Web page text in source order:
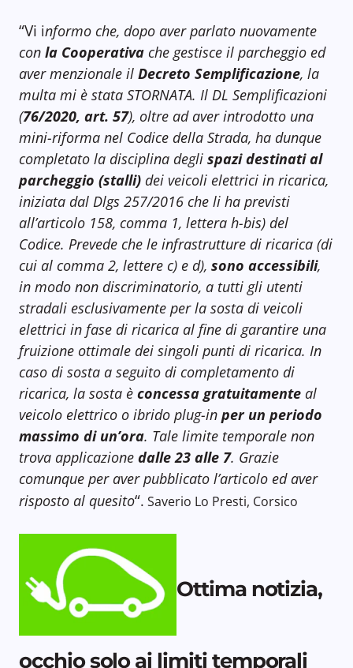
“Vi informo che, dopo aver parlato nuovamente
con la Cooperativa che gestisce il parcheggio ed
aver menzionale il Decreto Semplificazione, la
multa mi è stata STORNATA. Il DL Semplificazioni
(76/2020, art. 57), oltre ad aver introdotto una
mini-riforma nel Codice della Strada, ha dunque
completato la disciplina degli spazi destinati al
parcheggio (stalli) dei veicoli elettrici in ricarica,
iniziata dal Dlgs 257/2016 che li ha previsti
all’articolo 158, comma 1, lettera h-bis) del
Codice. Prevede che le infrastrutture di ricarica (di
cui al comma 2, lettere c) e d), sono accessibili,
in modo non discriminatorio, a tutti gli utenti
stradali esclusivamente per la sosta di veicoli
elettrici in fase di ricarica al fine di garantire una
fruizione ottimale dei singoli punti di ricarica. In
caso di sosta a seguito di completamento di
ricarica, la sosta è concessa gratuitamente al
veicolo elettrico o ibrido plug-in per un periodo
massimo di un’ora. Tale limite temporale non
trova applicazione dalle 23 alle 7. Grazie
comunque per aver pubblicato l’articolo ed aver
risposto al quesito“. Saverio Lo Presti, Corsico
Ottima notizia,
occhio solo ai limiti temporali